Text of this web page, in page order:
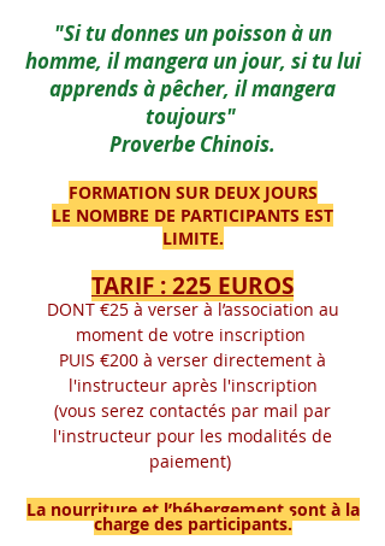
"Si tu donnes un poisson à un
homme, il mangera un jour, si tu lui
apprends à pêcher, il mangera
toujours"
Proverbe Chinois.
FORMATION SUR DEUX JOURS
LE NOMBRE DE PARTICIPANTS EST
LIMITE.
TARIF : 225 EUROS
DONT €25 à verser à l’association au
moment de votre inscription
PUIS €200 à verser directement à
l'instructeur après l'inscription
(vous serez contactés par mail par
l'instructeur pour les modalités de
paiement)
La nourriture et l’hébergement sont à la
charge des participants.